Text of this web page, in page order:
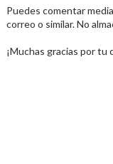
Puedes comentar
correo o similar. No
¡Muchas gracias por tu